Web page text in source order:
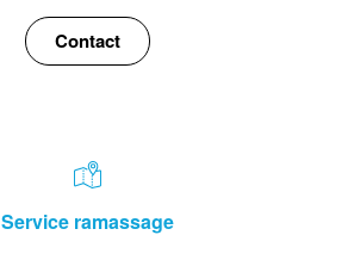
Contact
Service ramassage